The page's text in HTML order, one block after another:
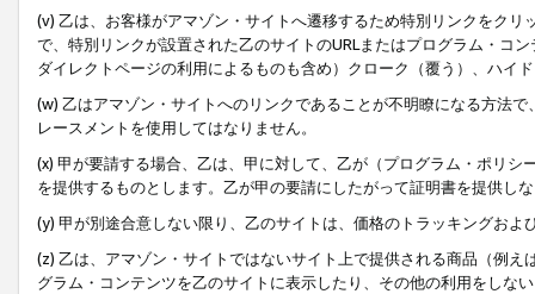
(v) 乙は、お客様がアマゾン・サイトへ遷移するため特別リンクをク
で、特別リンクが設置された乙のサイトのURLまたはプログラム・コ
ダイレクトページの利用によるものも含め）クローク（覆う）、ハイ
(w) 乙はアマゾン・サイトへのリンクであることが不明瞭になる方法
レースメントを使用してはなりません。
(x) 甲が要請する場合、乙は、甲に対して、乙が（プログラム・ポリ
を提供するものとします。乙が甲の要請にしたがって証明書を提供し
(y) 甲が別途合意しない限り、乙のサイトは、価格のトラッキングお
(z) 乙は、アマゾン・サイトではないサイト上で提供される商品（例
グラム・コンテンツを乙のサイトに表示したり、その他の利用をしな